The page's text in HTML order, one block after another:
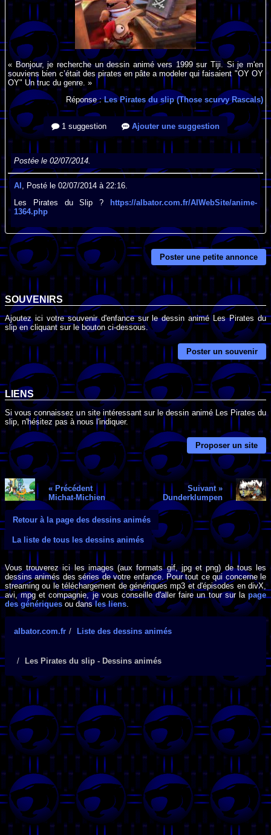
« Bonjour, je recherche un dessin animé vers 1999 sur Tiji. Si je m'en
souviens bien c’était des pirates en pâte a modeler qui faisaient "OY OY
OY" Un truc du genre. »
Réponse :Les Pirates du slip (Those scurvy Rascals)
1 suggestion Ajouter une suggestion
Postée le 02/07/2014.
Al , Posté le 02/07/2014 à 22:16.
Les Pirates du Slip ?
https://albator.com.fr/AlWebSite/anime-
1364.php
Poster une petite annonce
SOUVENIRS
Ajoutez ici votre souvenir d'enfance sur le dessin animé Les Pirates du
slip en cliquant sur le bouton ci-dessous.
Poster un souvenir
LIENS
Si vous connaissez un site intéressant sur le dessin animé Les Pirates du
slip, n'hésitez pas à nous l'indiquer.
Proposer un site
« Précédent
Michat-Michien
Suivant »
Dunderklumpen
Retour à la page des dessins animés
La liste de tous les dessins animés
Vous trouverez ici les images (aux formats gif, jpg et png) de tous les
dessins animés des séries de votre enfance. Pour tout ce qui concerne le
streaming ou le téléchargement de génériques mp3 et d'épisodes en divX,
avi, mpg et compagnie, je vous conseille d'aller faire un tour sur la page
des génériques ou dansles liens
albator.com.fr Liste des dessins animés
Les Pirates du slip - Dessins animés